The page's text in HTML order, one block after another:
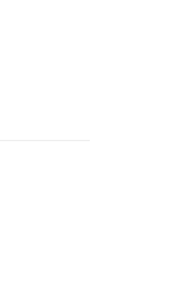
se
y el